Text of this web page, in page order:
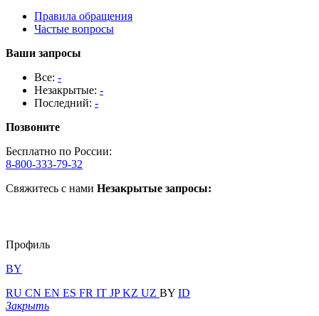
Правила обращения
Частые вопросы
Ваши запросы
Все: -
Незакрытые: -
Последний: -
Позвоните
Бесплатно по России:
8-800-333-79-32
Свяжитесь с нами Незакрытые запросы:
Профиль
BY
RU CN EN ES FR IT JPKZ UZ BY ID
Закрыть